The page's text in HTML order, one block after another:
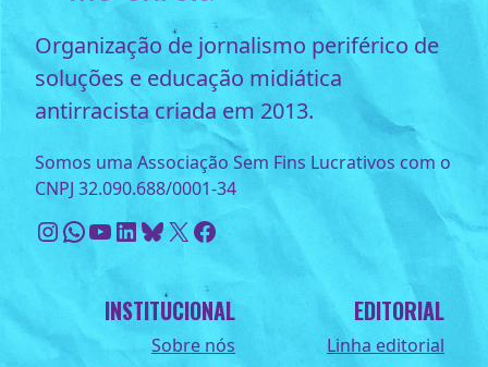
Organização de jornalismo periférico de
soluções e educação midiática
antirracista criada em 2013.
Somos uma Associação Sem Fins Lucrativos com o
CNPJ 32.090.688/0001-34
Instagram
WhatsApp
Youtube
LinkedIn
Bluesky
X Facebook
INSTITUCIONAL
Sobre nós
EDITORIAL
Linha editorial